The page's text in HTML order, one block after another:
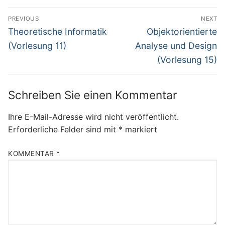
Beitragsnavigation
PREVIOUS
Previous
post:
Theoretische Informatik
(Vorlesung 11)
NEXT
Next
post:
Objektorientierte
Analyse und Design
(Vorlesung 15)
Schreiben Sie einen Kommentar
Ihre E-Mail-Adresse wird nicht veröffentlicht.
Erforderliche Felder sind mit * markiert
KOMMENTAR *